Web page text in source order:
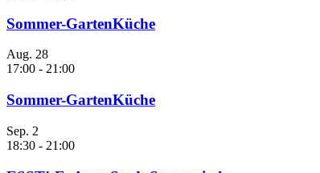
Sommer-GartenKüche
Aug. 28
17:00 - 21:00
Sommer-GartenKüche
Sep. 2
18:30 - 21:00